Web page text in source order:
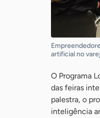
artificial no
O Programa
das feiras
palestra, o
inteligência